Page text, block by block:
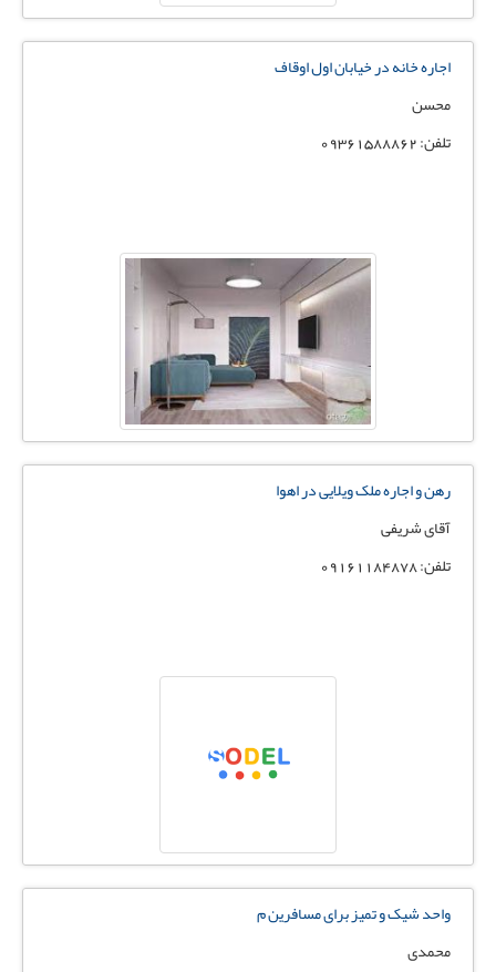
اجاره خانه در خیابان اول اوقاف
محسن
تلفن: 09361588862
رهن و اجاره ملک ویلایی در اهوا
آقای شریفی
تلفن: 09161184878
واحد شیک و تمیز برای مسافرین م
محمدی